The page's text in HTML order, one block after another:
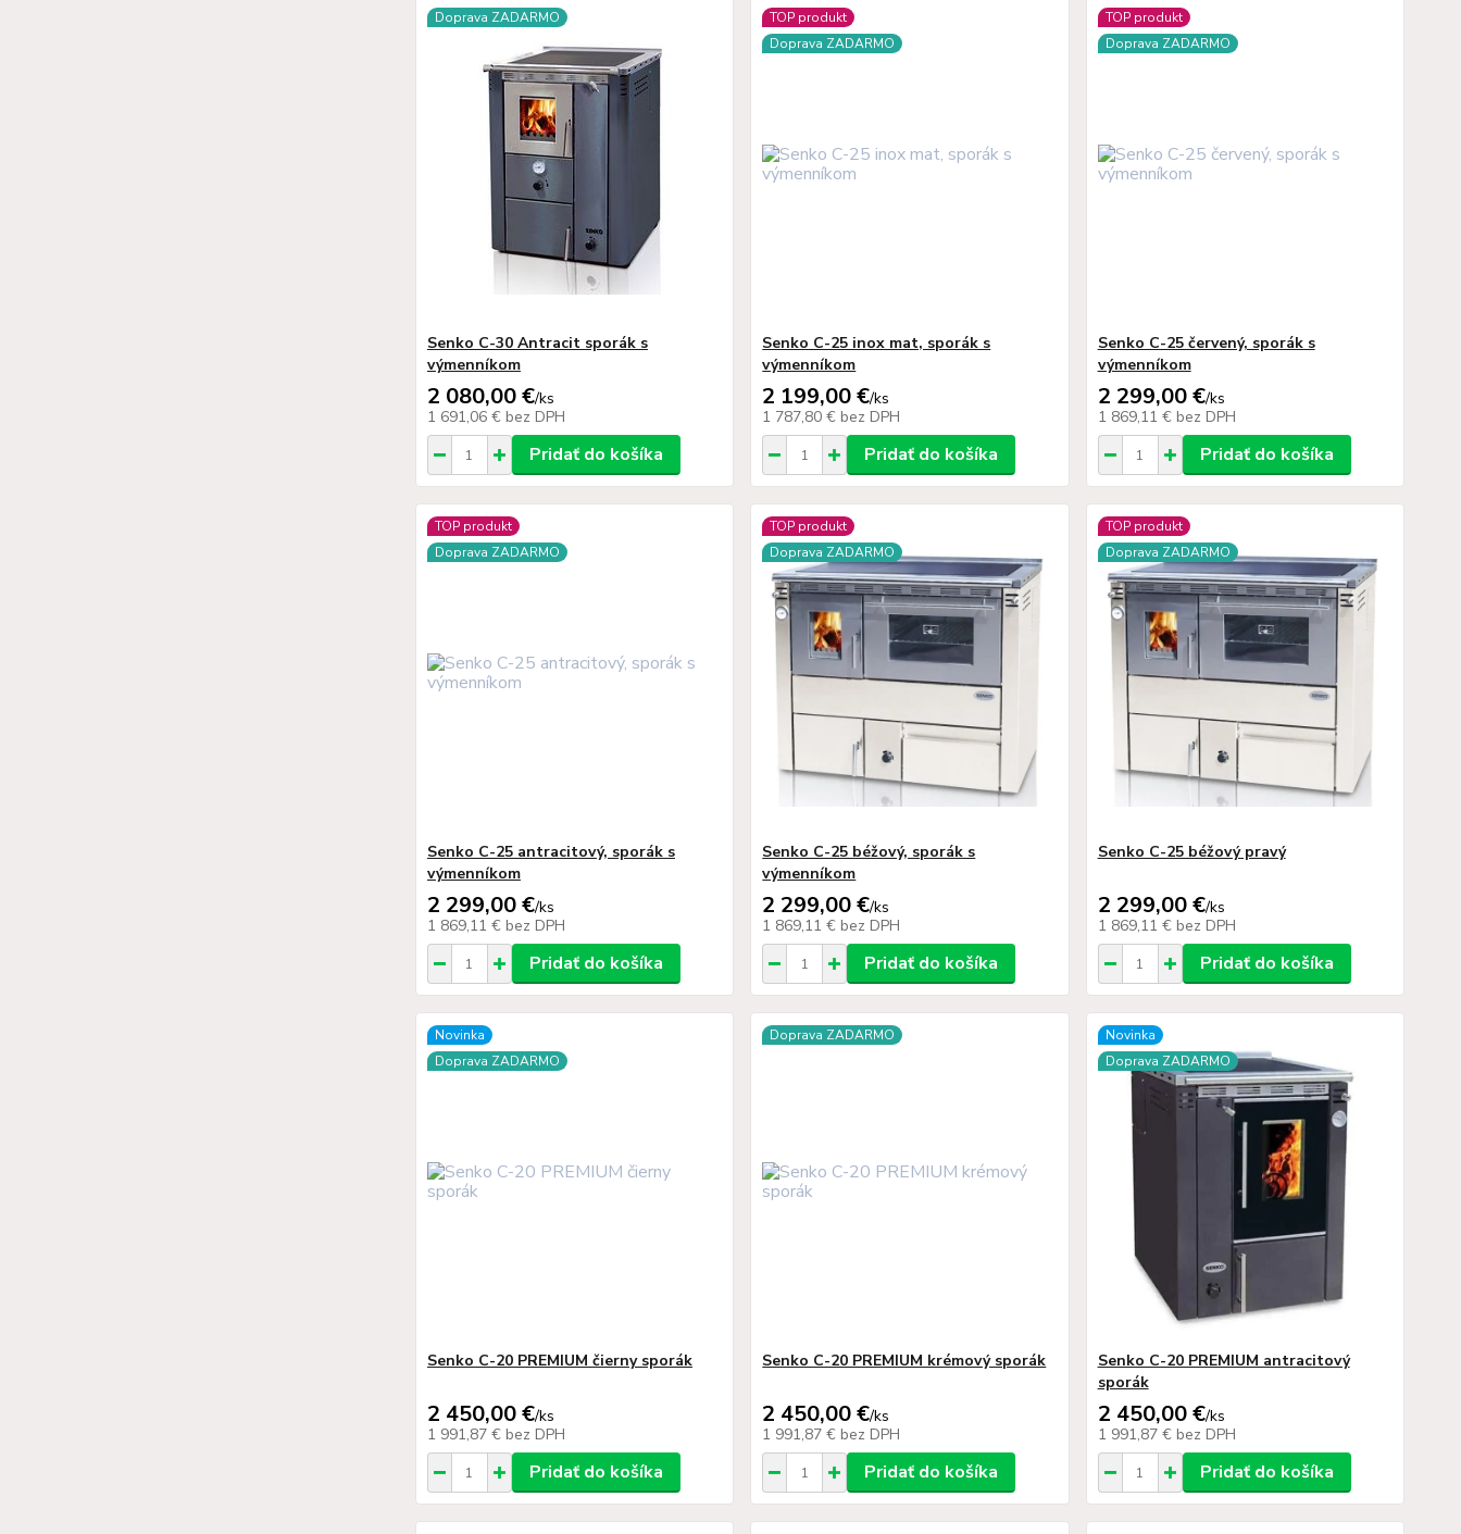
Doprava ZADARMO
Senko C-30 Antracit sporák s
výmenníkom
2 080,00 €/ks
1 691,06 € bez DPH
Pridať do košíka
TOP produkt
Doprava ZADARMO
Senko C-25 inox mat, sporák s
výmenníkom
2 199,00 €/ks
1 787,80 € bez DPH
Pridať do košíka
TOP produkt
Doprava ZADARMO
Senko C-25 červený, sporák s
výmenníkom
2 299,00 €/ks
1 869,11 € bez DPH
Pridať do košíka
TOP produkt
Doprava ZADARMO
Senko C-25 antracitový, sporák s
výmenníkom
2 299,00 €/ks
1 869,11 € bez DPH
Pridať do košíka
TOP produkt
Doprava ZADARMO
Senko C-25 béžový, sporák s
výmenníkom
2 299,00 €/ks
1 869,11 € bez DPH
Pridať do košíka
TOP produkt
Doprava ZADARMO
Senko C-25 béžový pravý
2 299,00 €/ks
1 869,11 € bez DPH
Pridať do košíka
Novinka
Doprava ZADARMO
Senko C-20 PREMIUM čierny sporák
2 450,00 €/ks
1 991,87 € bez DPH
Pridať do košíka
Doprava ZADARMO
Senko C-20 PREMIUM krémový sporák
2 450,00 €/ks
1 991,87 € bez DPH
Pridať do košíka
Novinka
Doprava ZADARMO
Senko C-20 PREMIUM antracitový
sporák
2 450,00 €/ks
1 991,87 € bez DPH
Pridať do košíka